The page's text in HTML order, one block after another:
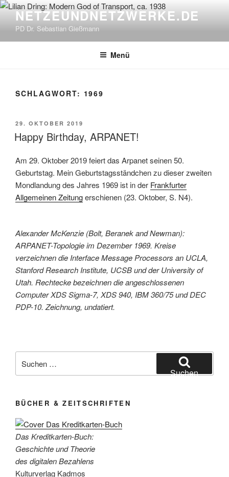
Zum
springen
NETZEUNDNETZWERKE.DE
PD Dr. Sebastian Gießmann
Menü
SCHLAGWORT: 1969
VERÖFFENTLICHT
AM
29. OKTOBER 2019
Happy Birthday, ARPANET!
Am 29. Oktober 2019 feiert das Arpanet seinen 50.
Geburtstag. Mein Geburtstagsständchen zu dieser zweiten
Mondlandung des Jahres 1969 ist in der Frankfurter
Allgemeinen Zeitungerschienen (23. Oktober, S. N4).
Alexander McKenzie (Bolt, Beranek and Newman):
ARPANET-Topologie im Dezember 1969. Kreise
verzeichnen die Interface Message Processors an UCLA,
Stanford Research Institute, UCSB und der University of
Utah. Rechtecke bezeichnen die angeschlossenen
Computer XDS Sigma-7, XDS 940, IBM 360/75 und DEC
PDP-10. Zeichnung, undatiert.
nach:
Suchen
BÜCHER & ZEITSCHRIFTEN
Das Kreditkarten-Buch:
Geschichte und Theorie
des digitalen Bezahlens
Kulturverlag Kadmos